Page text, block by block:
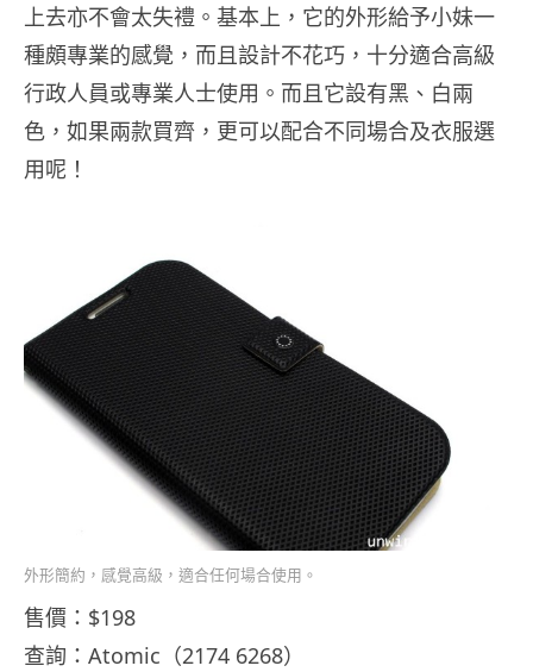
上去亦不會太失禮。基本上，它的外形給予小妹一
種頗專業的感覺，而且設計不花巧，十分適合高級
行政人員或專業人士使用。而且它設有黑、白兩
色，如果兩款買齊，更可以配合不同場合及衣服選
用呢！
外形簡約，感覺高級，適合任何場合使用。
售價：$198
查詢：Atomic（2174 6268）